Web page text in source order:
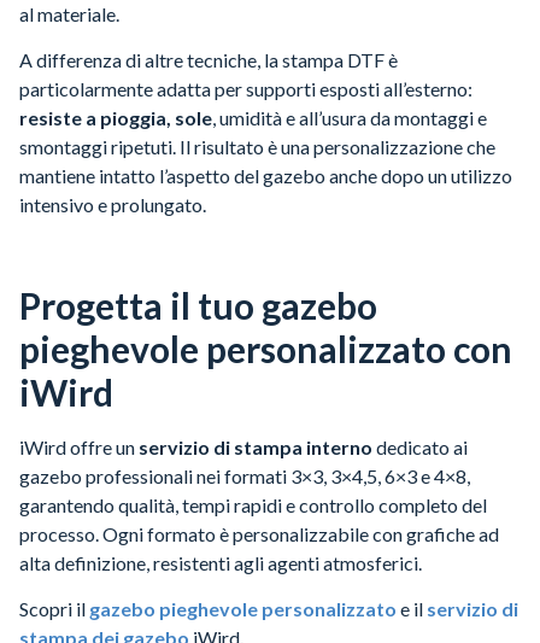
al materiale.
A differenza di altre tecniche, la stampa DTF è
particolarmente adatta per supporti esposti all’esterno:
resiste a pioggia, sole, umidità e all’usura da montaggi e
smontaggi ripetuti. Il risultato è una personalizzazione che
mantiene intatto l’aspetto del gazebo anche dopo un utilizzo
intensivo e prolungato.
Progetta il tuo gazebo
pieghevole personalizzato con
iWird
iWird offre un servizio di stampa interno dedicato ai
gazebo professionali nei formati 3×3, 3×4,5, 6×3 e 4×8,
garantendo qualità, tempi rapidi e controllo completo del
processo. Ogni formato è personalizzabile con grafiche ad
alta definizione, resistenti agli agenti atmosferici.
Scopri il gazebo pieghevole personalizzato e il servizio di
stampa dei gazebo iWird.